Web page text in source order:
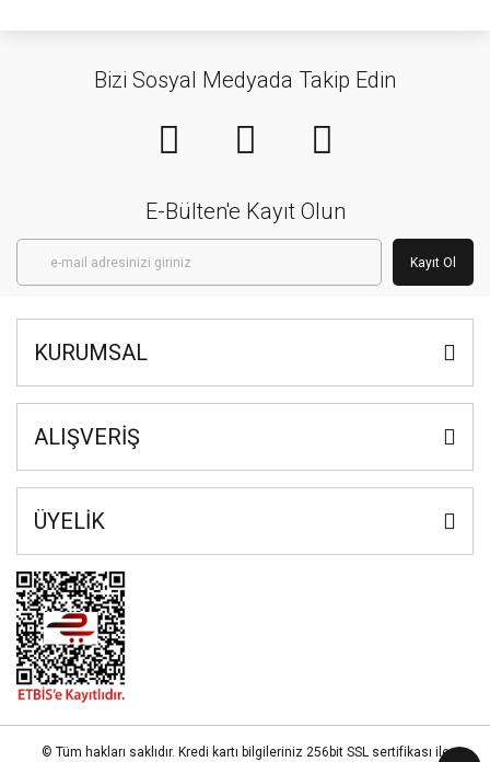
Bizi Sosyal Medyada Takip Edin
E-Bülten'e Kayıt Olun
Kayıt Ol
KURUMSAL
ALIŞVERİŞ
ÜYELİK
© Tüm hakları saklıdır. Kredi kartı bilgileriniz 256bit SSL sertifikası ile